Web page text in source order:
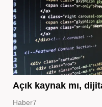
Açık kaynak mı,
Haber7